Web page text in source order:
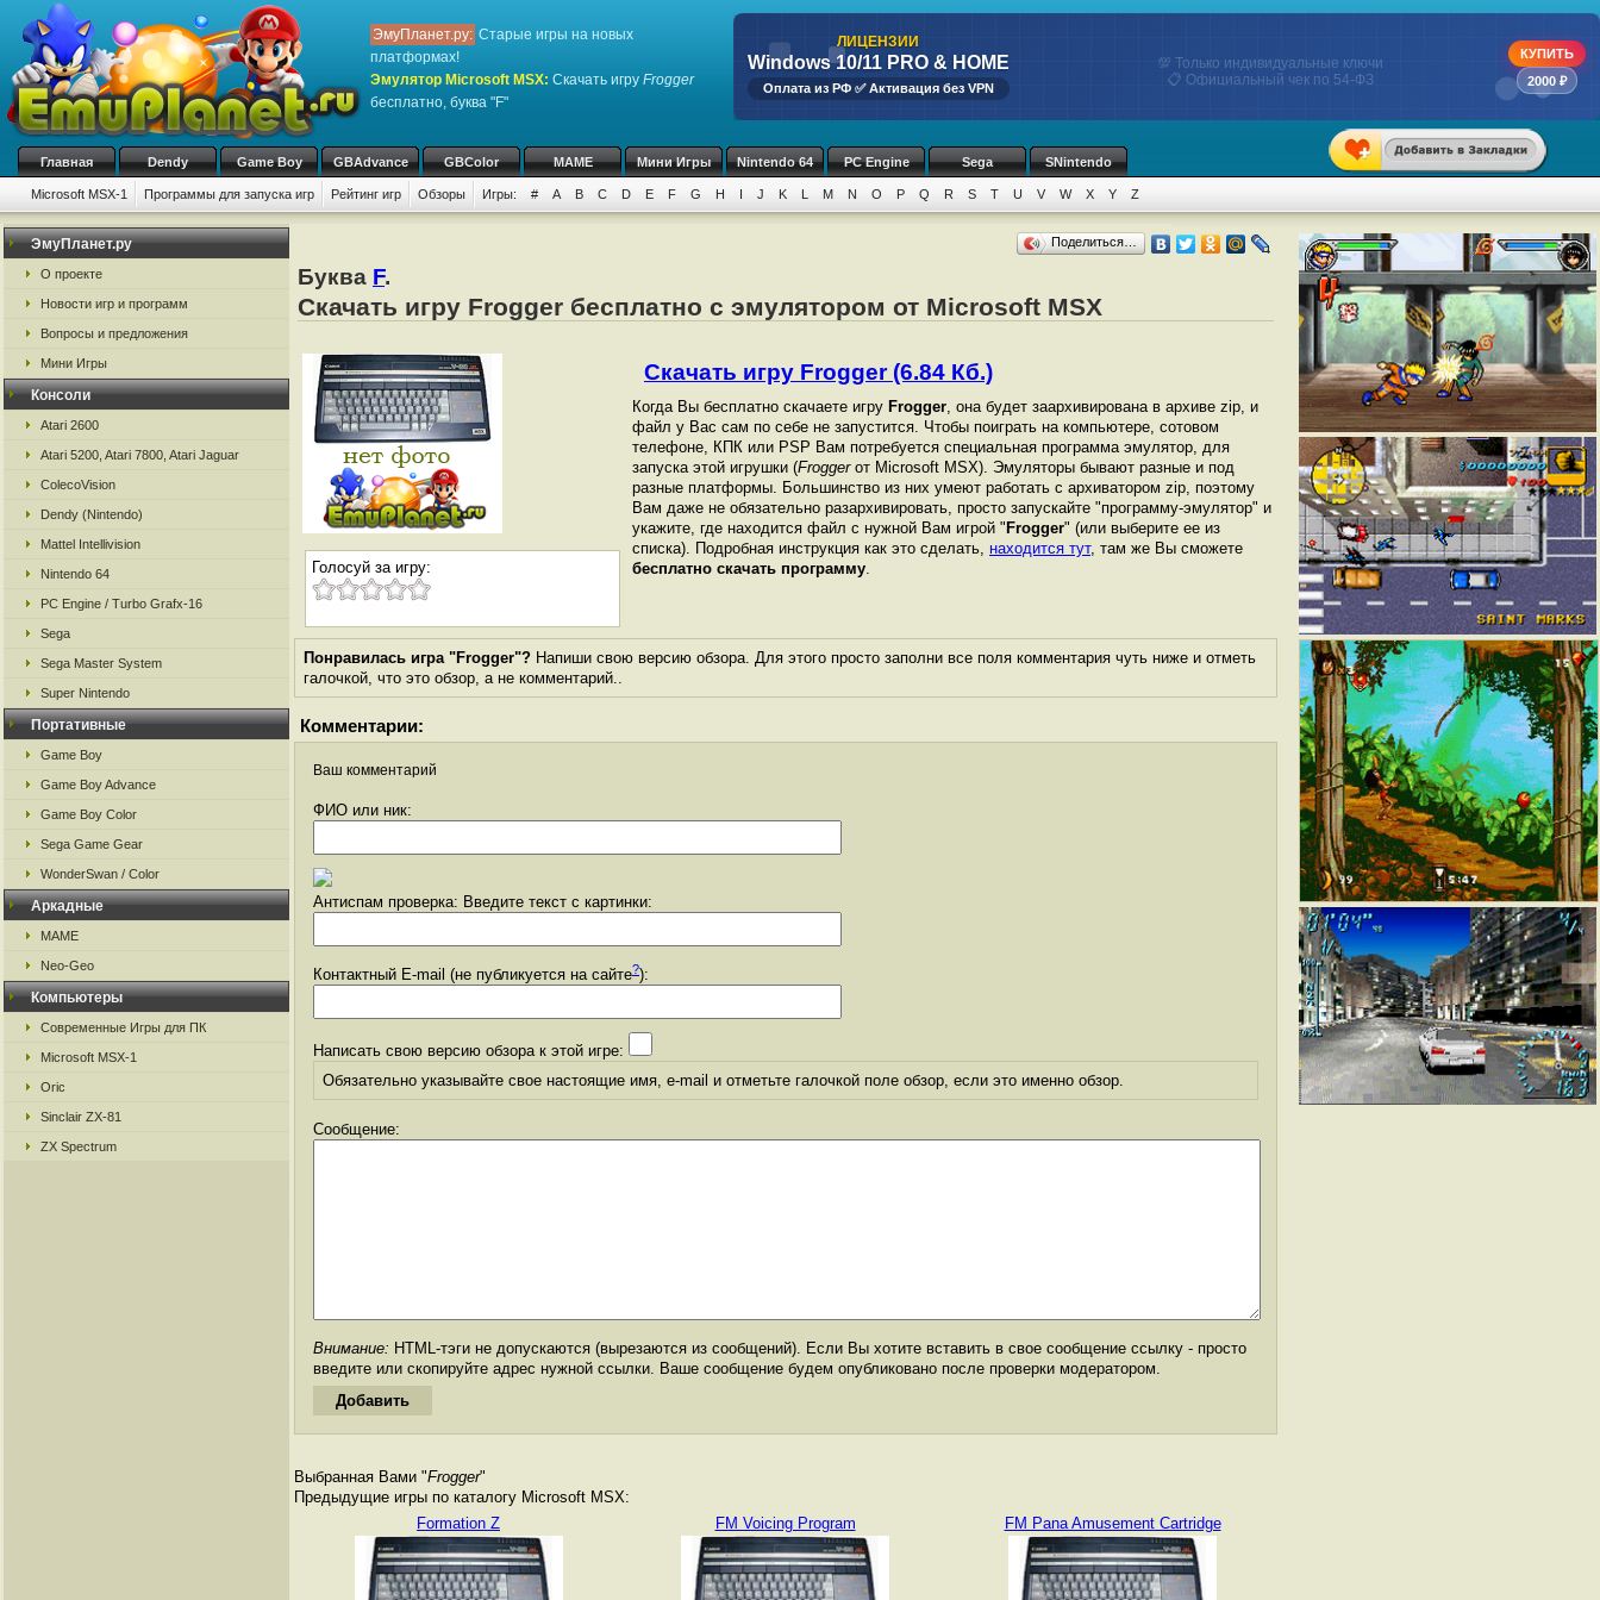
ЭмуПланет.ру: Старые игры на новых
платформах!
Эмулятор Microsoft MSX: Скачать игру Frogger
бесплатно, буква "F"
ЛИЦЕНЗИИ
Windows 10/11 PRO & HOME
Оплата из РФ ✅ Активация без VPN
💯 Только индивидуальные ключи
📋 Официальный чек по 54-ФЗ
КУПИТЬ
2000 ₽
Главная Dendy Game Boy GBAdvance GBColor MAME Мини Игры Nintendo 64 PC Engine Sega SNintendo
Microsoft MSX-1 Программы для запуска игр Рейтинг игр Обзоры Игры: # A B C D E F G H I J K L M N O P Q R S T U V W X Y Z
ЭмуПланет.ру
О проекте
Новости игр и программ
Вопросы и предложения
Мини Игры
Консоли
Atari 2600
Atari 5200, Atari 7800, Atari Jaguar
ColecoVision
Dendy (Nintendo)
Mattel Intellivision
Nintendo 64
PC Engine / Turbo Grafx-16
Sega
Sega Master System
Super Nintendo
Портативные
Game Boy
Game Boy Advance
Game Boy Color
Sega Game Gear
WonderSwan / Color
Аркадные
MAME
Neo-Geo
Компьютеры
Современные Игры для ПК
Microsoft MSX-1
Oric
Sinclair ZX-81
ZX Spectrum
Поделиться…
Буква F.
Скачать игру Frogger бесплатно с эмулятором от Microsoft MSX
Голосуй за игру:
Скачать игру Frogger (6.84 Кб.)
Когда Вы бесплатно скачаете игру Frogger, она будет заархивирована в архиве zip, и
файл у Вас сам по себе не запустится. Чтобы поиграть на компьютере, сотовом
телефоне, КПК или PSP Вам потребуется специальная программа эмулятор, для
запуска этой игрушки (Froggerот Microsoft MSX). Эмуляторы бывают разные и под
разные платформы. Большинство из них умеют работать с архиватором zip, поэтому
Вам даже не обязательно разархивировать, просто запускайте "программу-эмулятор" и
укажите, где находится файл с нужной Вам игрой " Frogger" (или выберите ее из
списка). Подробная инструкция как это сделать, находится тут, там же Вы сможете
бесплатно скачать программу.
Понравилась игра "Frogger"? Напиши свою версию обзора. Для этого просто заполни все поля комментария чуть ниже и отметь
галочкой, что это обзор, а не комментарий..
Комментарии:
Ваш комментарий
ФИО или ник:
Антиспам проверка: Введите текст с картинки:
Контактный E-mail (не публикуется на сайте?):
Написать свою версию обзора к этой игре:
Обязательно указывайте свое настоящие имя, e-mail и отметьте галочкой поле обзор, если это именно обзор.
Сообщение:
Внимание: HTML-тэги не допускаются (вырезаются из сообщений). Если Вы хотите вставить в свое сообщение ссылку - просто
введите или скопируйте адрес нужной ссылки. Ваше сообщение будем опубликовано после проверки модератором.
Выбранная Вами "Frogger"
Предыдущие игры по каталогу Microsoft MSX:
Formation Z
FM Voicing Program FM Pana Amusement Cartridge